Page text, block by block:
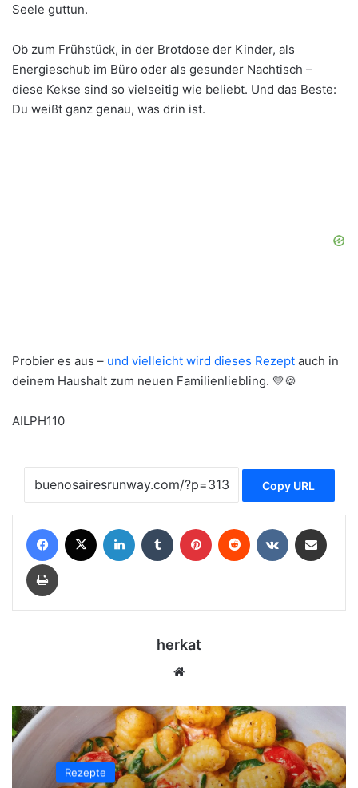
Seele guttun.
Ob zum Frühstück, in der Brotdose der Kinder, als
Energieschub im Büro oder als gesunder Nachtisch –
diese Kekse sind so vielseitig wie beliebt. Und das Beste:
Du weißt ganz genau, was drin ist.
Probier es aus – und vielleicht wird dieses Rezept auch in
deinem Haushalt zum neuen Familienliebling. 💛🍪
AILPH110
Copy URL
Facebook LinkedIn Tumblr Pinterest Reddit VKontakte
Print
herkat
Rezepte